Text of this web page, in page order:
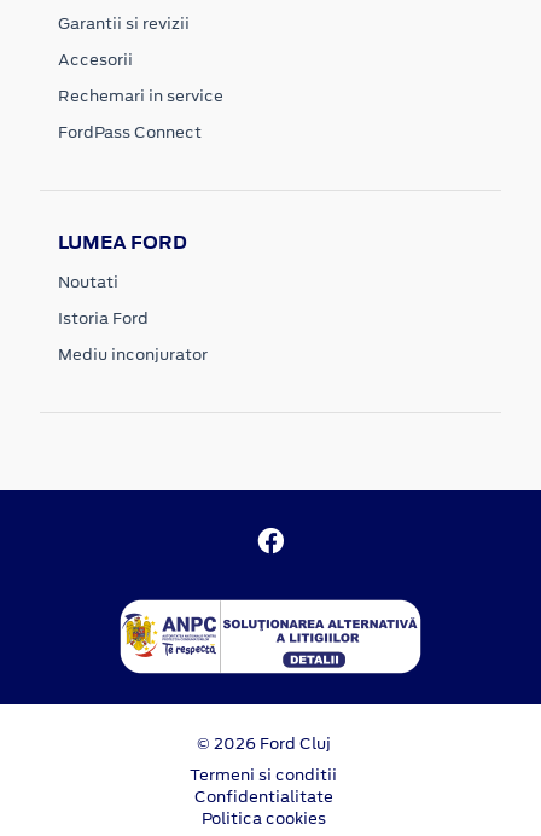
Garantii si revizii
Accesorii
Rechemari in service
FordPass Connect
LUMEA FORD
Noutati
Istoria Ford
Mediu inconjurator
© 2026 Ford Cluj
Termeni si conditii
Confidentialitate
Politica cookies